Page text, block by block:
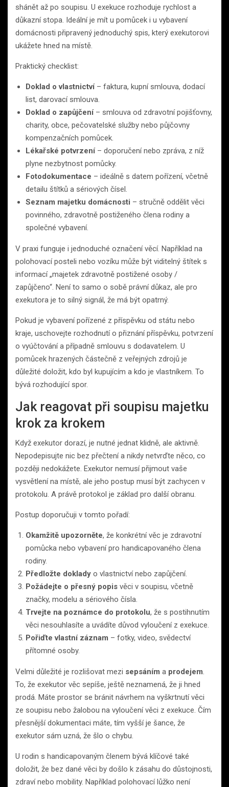
shánět až po soupisu. U exekuce rozhoduje rychlost a
důkazní stopa. Ideální je mít u pomůcek i u vybavení
domácnosti připravený jednoduchý spis, který exekutorovi
ukážete hned na místě.
Praktický checklist:
Doklad o vlastnictví– faktura, kupní smlouva, dodací
list, darovací smlouva.
Doklad o zapůjčení– smlouva od zdravotní pojišťovny,
charity, obce, pečovatelské služby nebo půjčovny
kompenzačních pomůcek.
Lékařské potvrzení– doporučení nebo zpráva, z níž
plyne nezbytnost pomůcky.
Fotodokumentace – ideálně s datem pořízení, včetně
detailu štítků a sériových čísel.
Seznam majetku domácnosti – stručně oddělit věci
povinného, zdravotně postiženého člena rodiny a
společné vybavení.
V praxi funguje i jednoduché označení věcí. Například na
polohovací posteli nebo vozíku může být viditelný štítek s
informací „majetek zdravotně postižené osoby /
zapůjčeno“. Není to samo o sobě právní důkaz, ale pro
exekutora je to silný signál, že má být opatrný.
Pokud je vybavení pořízené z příspěvku od státu nebo
kraje, uschovejte rozhodnutí o přiznání příspěvku, potvrzení
o vyúčtování a případně smlouvu s dodavatelem. U
pomůcek hrazených částečně z veřejných zdrojů je
důležité doložit, kdo byl kupujícím a kdo je vlastníkem. To
bývá rozhodující spor.
Jak reagovat při soupisu majetku
krok za krokem
Když exekutor dorazí, je nutné jednat klidně, ale aktivně.
Nepodepisujte nic bez přečtení a nikdy netvrďte něco, co
později nedokážete. Exekutor nemusí přijmout vaše
vysvětlení na místě, ale jeho postup musí být zachycen v
protokolu. A právě protokol je základ pro další obranu.
Postup doporučuji v tomto pořadí:
Okamžitě upozorněte, že konkrétní věc je zdravotní
pomůcka nebo vybavení pro handicapovaného člena
rodiny.
Předložte doklady o vlastnictví nebo zapůjčení.
Požádejte o přesný popis věci v soupisu, včetně
značky, modelu a sériového čísla.
Trvejte na poznámce do protokolu, že s postihnutím
věci nesouhlasíte a uvádíte důvod vyloučení z exekuce.
Pořiďte vlastní záznam – fotky, video, svědectví
přítomné osoby.
Velmi důležité je rozlišovat mezi sepsáním a prodejem.
To, že exekutor věc sepíše, ještě neznamená, že ji hned
prodá. Máte prostor se bránit návrhem na vyškrtnutí věci
ze soupisu nebo žalobou na vyloučení věci z exekuce. Čím
přesnější dokumentaci máte, tím vyšší je šance, že
exekutor sám uzná, že šlo o chybu.
U rodin s handicapovaným členem bývá klíčové také
doložit, že bez dané věci by došlo k zásahu do důstojnosti,
zdraví nebo mobility. Například polohovací lůžko není